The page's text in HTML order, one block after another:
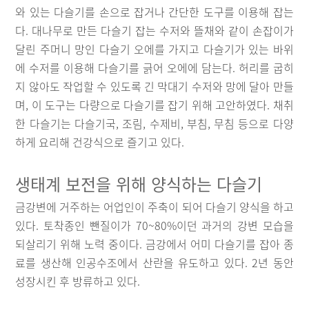
와 있는 다슬기를 손으로 잡거나 간단한 도구를 이용해 잡는
다. 대나무로 만든 다슬기 잡는 수저와 뜰채와 같이 손잡이가
달린 주머니 망인 다슬기 오에를 가지고 다슬기가 있는 바위
에 수저를 이용해 다슬기를 긁어 오에에 담는다. 허리를 굽히
지 않아도 작업할 수 있도록 긴 막대기 수저와 망에 달아 만들
며, 이 도구는 다량으로 다슬기를 잡기 위해 고안하였다. 채취
한 다슬기는 다슬기국, 조림, 수제비, 부침, 무침 등으로 다양
하게 요리해 건강식으로 즐기고 있다.
생태계 보전을 위해 양식하는 다슬기
금강변에 거주하는 어업인이 주축이 되어 다슬기 양식을 하고
있다. 토착종인 뺀질이가 70~80%이던 과거의 강변 모습을
되살리기 위해 노력 중이다. 금강에서 어미 다슬기를 잡아 종
료를 생산해 인공수조에서 산란을 유도하고 있다. 2년 동안
성장시킨 후 방류하고 있다.